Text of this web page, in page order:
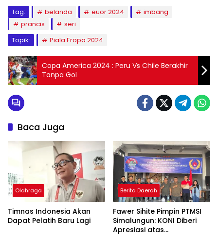
Tag: belanda euor 2024
imbang
prancis
seri
Topik:
Piala Eropa 2024
Copa America 2024 : Peru Vs Chile Berakhir
Tanpa Gol
Baca Juga
Olahraga
Timnas Indonesia Akan
Dapat Pelatih Baru Lagi
Berita Daerah
Fawer Sihite Pimpin PTMSI
Simalungun: KONI Diberi
Apresiasi atas
Berita Daerah